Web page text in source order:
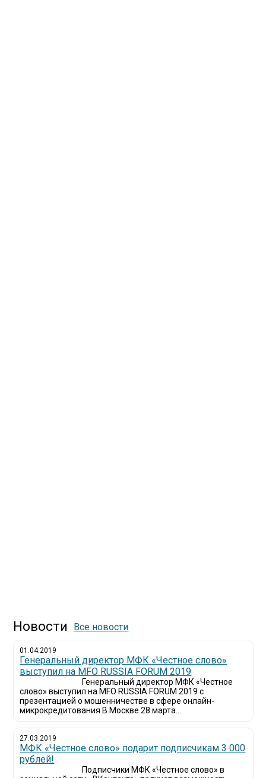
Новости Все новости
01.04.2019
Генеральный директор МФК «Честное слово»
выступил на MFO RUSSIA FORUM 2019
Генеральный директор МФК «Честное
слово» выступил на MFO RUSSIA FORUM 2019 с
презентацией о мошенничестве в сфере онлайн-
микрокредитования В Москве 28 марта...
27.03.2019
МФК «Честное слово» подарит подписчикам 3 000
рублей!
Подписчики МФК «Честное слово» в